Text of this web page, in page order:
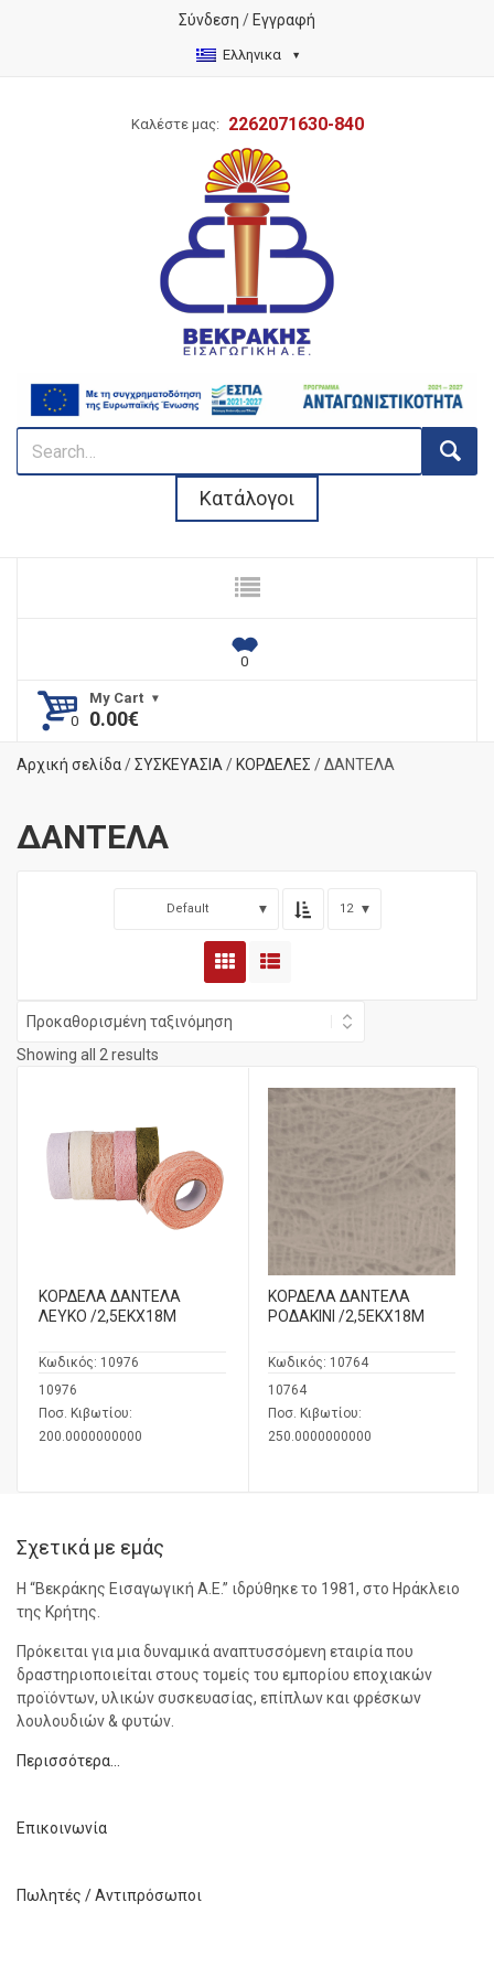
Σύνδεση / Εγγραφή
Ελληνικα
Καλέστε μας: 2262071630-840
Κατάλογοι
My Cart
0.00€
Αρχική σελίδα/ΣΥΣΚΕΥΑΣΙΑ/ ΚΟΡΔΕΛΕΣ / ΔΑΝΤΕΛΑ
ΔΑΝΤΕΛΑ
Default 12
Showing all 2 results
ΚΟΡΔΕΛΑ ΔΑΝΤΕΛΑ
ΛΕΥΚΟ /2,5ΕΚX18Μ
Κωδικός: 10976
10976
Ποσ. Κιβωτίου:
200.0000000000
ΚΟΡΔΕΛΑ ΔΑΝΤΕΛΑ
ΡΟΔΑΚΙΝΙ /2,5ΕΚΧ18Μ
Κωδικός: 10764
10764
Ποσ. Κιβωτίου:
250.0000000000
Σχετικά με εμάς
Η “Βεκράκης Εισαγωγική Α.Ε.” ιδρύθηκε το 1981, στο Ηράκλειο
της Κρήτης.
Πρόκειται για μια δυναμικά αναπτυσσόμενη εταιρία που
δραστηριοποιείται στους τομείς του εμπορίου εποχιακών
προϊόντων, υλικών συσκευασίας, επίπλων και φρέσκων
λουλουδιών & φυτών.
Περισσότερα…
Επικοινωνία
Πωλητές / Αντιπρόσωποι